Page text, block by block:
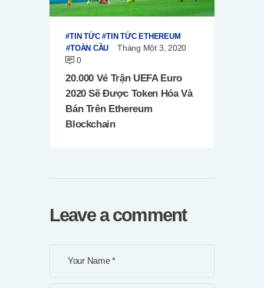
TIN TỨC
TIN TỨC ETHEREUM
TOÀN CẦU
Tháng Một 3, 2020
0
20.000 Vé Trận UEFA Euro
2020 Sẽ Được Token Hóa Và
Bán Trên Ethereum
Blockchain
Leave a comment